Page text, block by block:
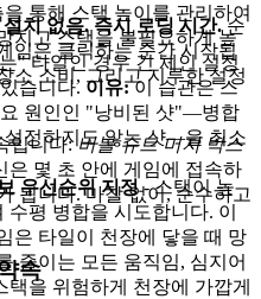
통해 스택 높이를 관리하여
치고 스택을 불필요하게 높
" 타일인 경우 긴 체인 설정
습니다. 이유:이 습관은 스
원인인 "낭비된 샷"—병합
설정하지도 않는 샷—을 최소
우선순위 지정- 스택이 높
평 병합을 시도합니다. 이
은 타일이 천장에 닿을 때 망
줄이는 모든 움직임, 심지어
을 위험하게 천장에 가깝게
설치 없음. 즉시 로딩 시간.순
임은 클릭하는 순간 시작됩
소 소비, 그리고 지루한 설정
입니다:버블 슈트 머지 박스
은 몇 초 안에 게임에 접속하
됩니다. 마찰 없이, 순수하고
속